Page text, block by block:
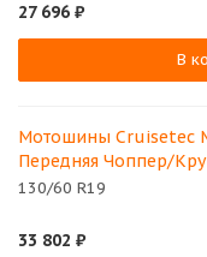
27 696 ₽
В
Мотошины Cruisetec
Передняя Чоппер/
130/60 R19
33 802 ₽